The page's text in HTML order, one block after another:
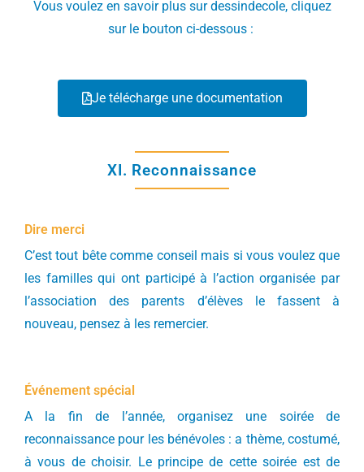
Vous voulez en savoir plus sur dessindecole, cliquez
sur le bouton ci-dessous :
Je télécharge une documentation
XI. Reconnaissance
Dire merci
C’est tout bête comme conseil mais si vous voulez que
les familles qui ont participé à l’action organisée par
l’association des parents d’élèves le fassent à
nouveau, pensez à les remercier.
Événement spécial
A la fin de l’année, organisez une soirée de
reconnaissance pour les bénévoles : a thème, costumé,
à vous de choisir. Le principe de cette soirée est de